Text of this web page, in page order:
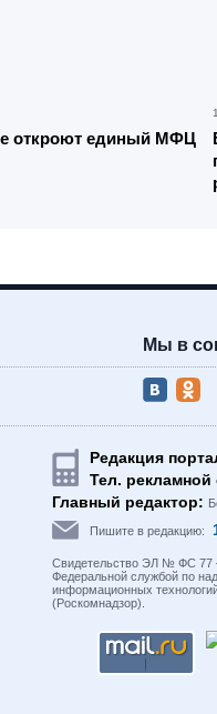
откроют единый МФЦ
Мы в
Редакция
Тел.
Главный редактор:
Пишите в редакцию:
Свидетельство ЭЛ № ФС 77
Федеральной службой по
информационных
(Роскомнадзор).